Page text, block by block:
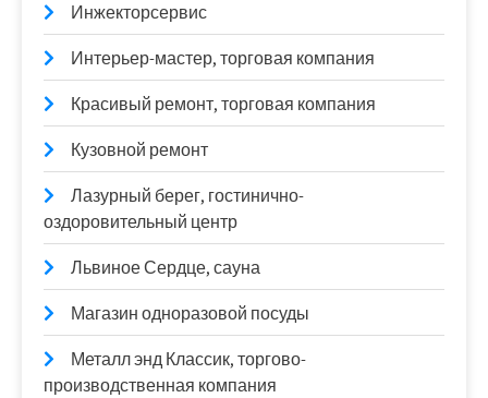
Инжекторсервис
Интерьер-мастер, торговая компания
Красивый ремонт, торговая компания
Кузовной ремонт
Лазурный берег, гостинично-
оздоровительный центр
Львиное Сердце, сауна
Магазин одноразовой посуды
Металл энд Классик, торгово-
производственная компания